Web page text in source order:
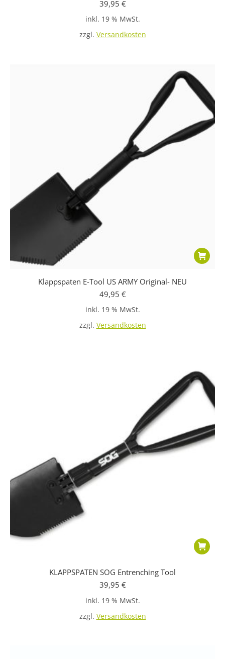
39,95 €
inkl. 19 % MwSt.
zzgl. Versandkosten
Klappspaten E-Tool US ARMY Original- NEU
49,95 €
inkl. 19 % MwSt.
zzgl. Versandkosten
KLAPPSPATEN SOG Entrenching Tool
39,95 €
inkl. 19 % MwSt.
zzgl. Versandkosten